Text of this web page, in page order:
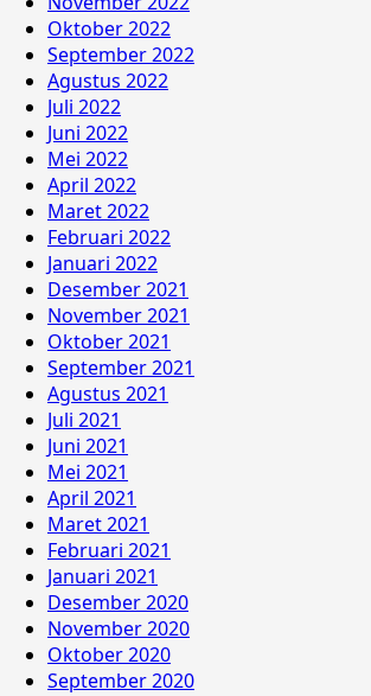
Oktober 2022
September 2022
Agustus 2022
Juli 2022
Juni 2022
Mei 2022
April 2022
Maret 2022
Februari 2022
Januari 2022
Desember 2021
November 2021
Oktober 2021
September 2021
Agustus 2021
Juli 2021
Juni 2021
Mei 2021
April 2021
Maret 2021
Februari 2021
Januari 2021
Desember 2020
November 2020
Oktober 2020
September 2020